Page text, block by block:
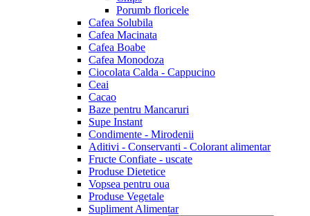
Porumb floricele
Cafea Solubila
Cafea Macinata
Cafea Boabe
Cafea Monodoza
Ciocolata Calda - Cappucino
Ceai
Cacao
Baze pentru Mancaruri
Supe Instant
Condimente - Mirodenii
Aditivi - Conservanti - Colorant alimentar
Fructe Confiate - uscate
Produse Dietetice
Vopsea pentru oua
Produse Vegetale
Supliment Alimentar